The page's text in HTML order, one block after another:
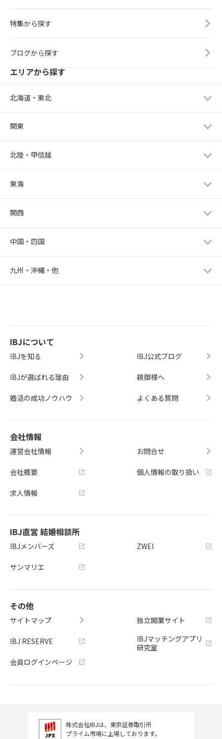
特集から探す
ブログから探す
エリアから探す
北海道・東北
関東
北陸・甲信越
東海
関西
中国・四国
九州・沖縄・他
IBJについて
IBJを知る
IBJが選ばれる理由
婚活の成功ノウハウ
IBJ公式ブログ
親御様へ
よくある質問
会社情報
運営会社情報
会社概要
求人情報
お問合せ
個人情報の取り扱い
IBJ直営 結婚相談所
IBJメンバーズ
サンマリエ
ZWEI
その他
サイトマップ
IBJ RESERVE
会員ログインページ
独立開業サイト
IBJマッチングアプリ
研究室
株式会社IBJは、東京証券取引所
プライム市場に上場しております。